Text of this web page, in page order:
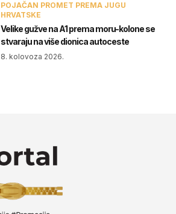
POJAČAN PROMET PREMA JUGU
HRVATSKE
Velike gužve na A1 prema moru-kolone se
stvaraju na više dionica autoceste
8. kolovoza 2026.